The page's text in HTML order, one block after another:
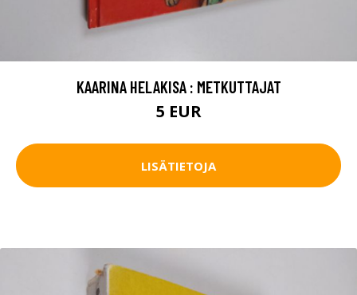
KAARINA HELAKISA : METKUTTAJAT
5 EUR
LISÄTIETOJA